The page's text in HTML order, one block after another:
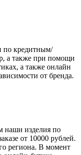
по кредитным/
а также при помощи
а также онлайн
от бренда.
наши изделия по
от 10000 рублей.
региона. В момент